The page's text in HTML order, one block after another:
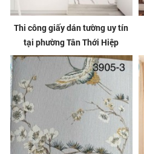
Thi công giấy dán tường uy tín
tại phường Tân Thới Hiệp